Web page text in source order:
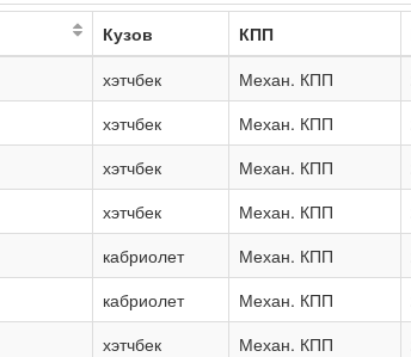
Кузов КПП
хэтчбек Механ. КПП
хэтчбек Механ. КПП
хэтчбек Механ. КПП
хэтчбек Механ. КПП
кабриолет Механ. КПП
кабриолет Механ. КПП
хэтчбек Механ. КПП